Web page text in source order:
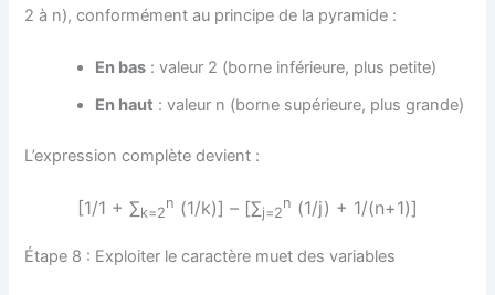
2 à n), conformément au principe de la pyramide :
En bas : valeur 2 (borne inférieure, plus petite)
En haut : valeur n (borne supérieure, plus grande)
L’expression complète devient :
[1/1 + ∑k=2
n (1/k)] – [∑j=2
n (1/j) + 1/(n+1)]
Étape 8 : Exploiter le caractère muet des variables